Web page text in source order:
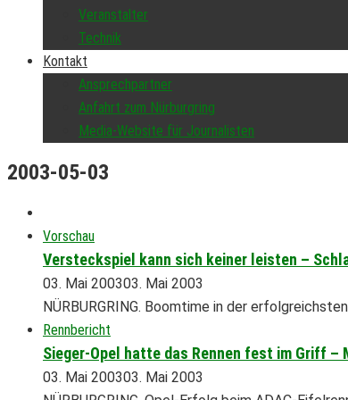
Veranstalter
Technik
Kontakt
Ansprechpartner
Anfahrt zum Nürburgring
Media-Website für Journalisten
2003-05-03
Vorschau
Versteckspiel kann sich keiner leisten –
03. Mai 200303. Mai 2003
NÜRBURGRING. Boomtime in der
Rennbericht
Sieger-Opel hatte das Rennen fest im Griff
03. Mai 200303. Mai 2003